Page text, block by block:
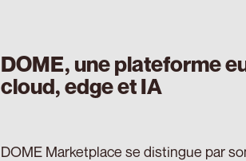
DOME, une plateforme
cloud, edge et IA
DOME Marketplace se distingue par